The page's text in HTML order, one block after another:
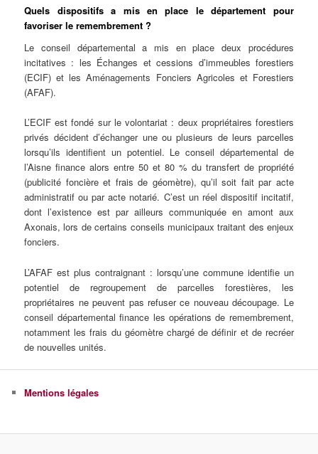
Quels dispositifs a mis en place le département pour
favoriser le remembrement ?
Le conseil départemental a mis en place deux procédures
incitatives : les Échanges et cessions d’immeubles forestiers
(ECIF) et les Aménagements Fonciers Agricoles et Forestiers
(AFAF).
L’ECIF est fondé sur le volontariat : deux propriétaires forestiers
privés décident d’échanger une ou plusieurs de leurs parcelles
lorsqu’ils identifient un potentiel. Le conseil départemental de
l’Aisne finance alors entre 50 et 80 % du transfert de propriété
(publicité foncière et frais de géomètre), qu’il soit fait par acte
administratif ou par acte notarié. C’est un réel dispositif incitatif,
dont l’existence est par ailleurs communiquée en amont aux
Axonais, lors de certains conseils municipaux traitant des enjeux
fonciers.
L’AFAF est plus contraignant : lorsqu’une commune identifie un
potentiel de regroupement de parcelles forestières, les
propriétaires ne peuvent pas refuser ce nouveau découpage. Le
conseil départemental finance les opérations de remembrement,
notamment les frais du géomètre chargé de définir et de recréer
de nouvelles unités.
Mentions légales